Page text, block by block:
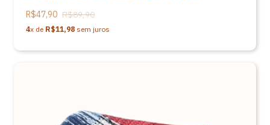
R$47,90 R$89,90
4x de R$11,98 sem juros